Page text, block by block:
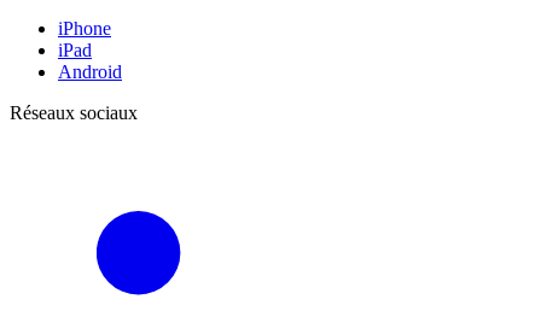
iPhone
iPad
Android
Réseaux sociaux